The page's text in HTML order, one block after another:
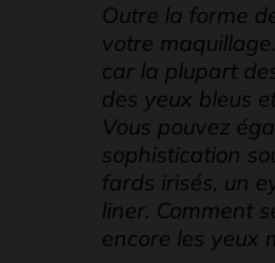
Outre la forme
votre
car la plupart
des yeux bleus
Vous pouvez
sophistication
fards irisés, un
liner. Comment
encore les yeux